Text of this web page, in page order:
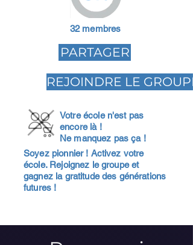
32 membres
PARTAGER
REJOINDRE LE GROUPE
Votre école n'est pas
encore là !
Ne manquez pas ça !
Soyez pionnier ! Activez votre
école. Rejoignez le groupe et
gagnez la gratitude des générations
futures !